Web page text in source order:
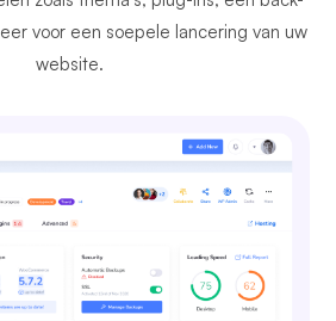
voor een soepele lancering van uw
website.